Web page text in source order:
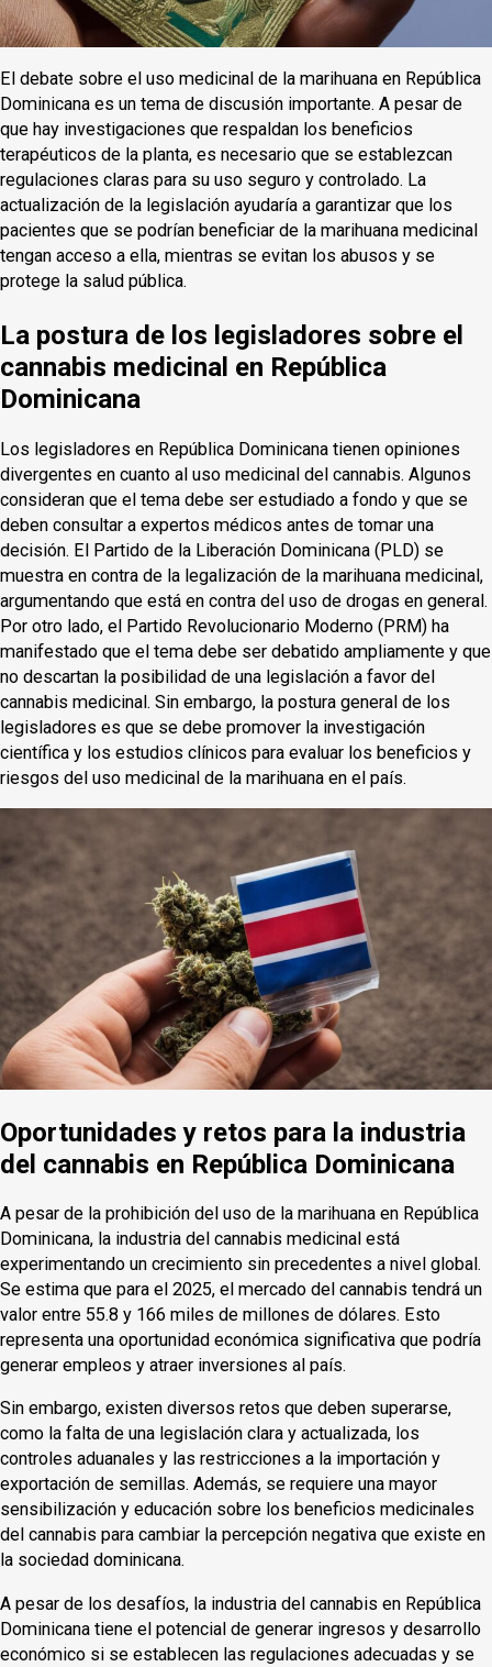
El debate sobre el uso medicinal de la marihuana en República
Dominicana es un tema de discusión importante. A pesar de
que hay investigaciones que respaldan los beneficios
terapéuticos de la planta, es necesario que se establezcan
regulaciones claras para su uso seguro y controlado. La
actualización de la legislación ayudaría a garantizar que los
pacientes que se podrían beneficiar de la marihuana medicinal
tengan acceso a ella, mientras se evitan los abusos y se
protege la salud pública.
La postura de los legisladores sobre el
cannabis medicinal en República
Dominicana
Los legisladores en República Dominicana tienen opiniones
divergentes en cuanto al uso medicinal del cannabis. Algunos
consideran que el tema debe ser estudiado a fondo y que se
deben consultar a expertos médicos antes de tomar una
decisión. El Partido de la Liberación Dominicana (PLD) se
muestra en contra de la legalización de la marihuana medicinal,
argumentando que está en contra del uso de drogas en general.
Por otro lado, el Partido Revolucionario Moderno (PRM) ha
manifestado que el tema debe ser debatido ampliamente y que
no descartan la posibilidad de una legislación a favor del
cannabis medicinal. Sin embargo, la postura general de los
legisladores es que se debe promover la investigación
científica y los estudios clínicos para evaluar los beneficios y
riesgos del uso medicinal de la marihuana en el país.
Oportunidades y retos para la industria
del cannabis en República Dominicana
A pesar de la prohibición del uso de la marihuana en República
Dominicana, la industria del cannabis medicinal está
experimentando un crecimiento sin precedentes a nivel global.
Se estima que para el 2025, el mercado del cannabis tendrá un
valor entre 55.8 y 166 miles de millones de dólares. Esto
representa una oportunidad económica significativa que podría
generar empleos y atraer inversiones al país.
Sin embargo, existen diversos retos que deben superarse,
como la falta de una legislación clara y actualizada, los
controles aduanales y las restricciones a la importación y
exportación de semillas. Además, se requiere una mayor
sensibilización y educación sobre los beneficios medicinales
del cannabis para cambiar la percepción negativa que existe en
la sociedad dominicana.
A pesar de los desafíos, la industria del cannabis en República
Dominicana tiene el potencial de generar ingresos y desarrollo
económico si se establecen las regulaciones adecuadas y se